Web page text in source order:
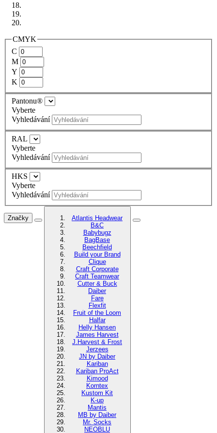
CMYK
C
M
Y
K
Pantonu®
Vyberte
Vyhledávání
RAL
Vyberte
Vyhledávání
HKS
Vyberte
Vyhledávání
Značky
Atlantis Headwear
B&C
Babybugz
BagBase
Beechfield
Build your Brand
Clique
Craft Corporate
Craft Teamwear
Cutter & Buck
Daiber
Fare
Flexfit
Fruit of the Loom
Halfar
Helly Hansen
James Harvest
J.Harvest & Frost
Jerzees
JN by Daiber
Kariban
Kariban ProAct
Kimood
Korntex
Kustom Kit
K-up
Mantis
MB by Daiber
Mr. Socks
NEOBLU